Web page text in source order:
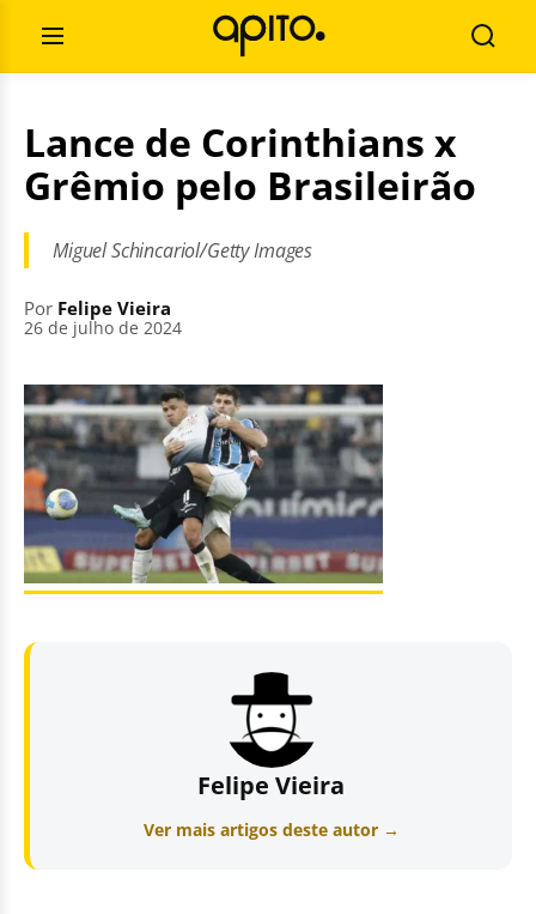
conteúdo
Abrir
Menu
por:
Lance de Corinthians x
Grêmio pelo Brasileirão
Miguel Schincariol/Getty Images
Por Felipe Vieira
26 de julho de 2024
Felipe Vieira
Ver mais artigos deste autor →